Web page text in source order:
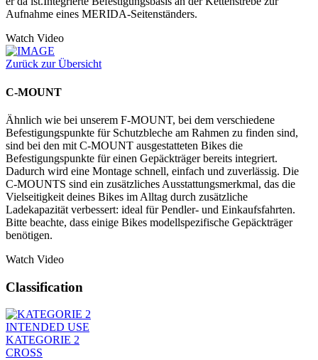
Aufnahme eines MERIDA-Seitenständers.
Watch Video
Zurück zur Übersicht
C-MOUNT
Ähnlich wie bei unserem F-MOUNT, bei dem verschiedene
Befestigungspunkte für Schutzbleche am Rahmen zu finden sind,
sind bei den mit C-MOUNT ausgestatteten Bikes die
Befestigungspunkte für einen Gepäckträger bereits integriert.
Dadurch wird eine Montage schnell, einfach und zuverlässig. Die
C-MOUNTS sind ein zusätzliches Ausstattungsmerkmal, das die
Vielseitigkeit deines Bikes im Alltag durch zusätzliche
Ladekapazität verbessert: ideal für Pendler- und Einkaufsfahrten.
Bitte beachte, dass einige Bikes modellspezifische Gepäckträger
benötigen.
Watch Video
Classification
INTENDED USE
KATEGORIE 2
CROSS